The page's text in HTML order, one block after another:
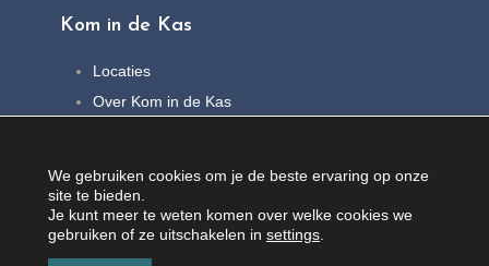
Kom in de Kas
Locaties
Over Kom in de Kas
Contact
We gebruiken cookies om je de beste ervaring op onze
site te bieden.
Je kunt meer te weten komen over welke cookies we
gebruiken of ze uitschakelen in settings